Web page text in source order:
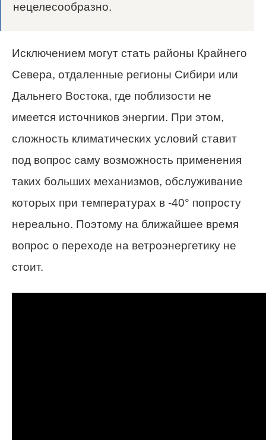
нецелесообразно.
Исключением могут стать районы Крайнего
Севера, отдаленные регионы Сибири или
Дальнего Востока, где поблизости не
имеется источников энергии. При этом,
сложность климатических условий ставит
под вопрос саму возможность применения
таких больших механизмов, обслуживание
которых при температурах в -40° попросту
нереально. Поэтому на ближайшее время
вопрос о переходе на ветроэнергетику не
стоит.